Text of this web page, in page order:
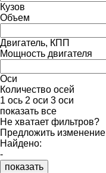
Кузов
Объем
Двигатель, КПП
Мощность двигателя
Оси
Количество осей
1 ось 2 оси 3 оси
показать все
Не хватает фильтров?
Предложить изменение
Найдено:
-
показать